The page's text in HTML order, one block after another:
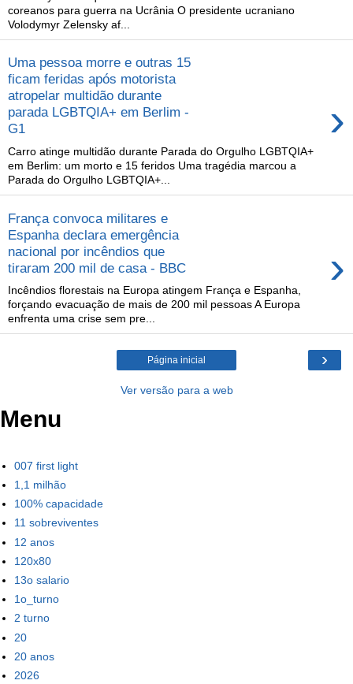
coreanos para guerra na Ucrânia O presidente ucraniano
Volodymyr Zelensky af...
Uma pessoa morre e outras 15
ficam feridas após motorista
atropelar multidão durante
parada LGBTQIA+ em Berlim -
G1
›
Carro atinge multidão durante Parada do Orgulho LGBTQIA+
em Berlim: um morto e 15 feridos Uma tragédia marcou a
Parada do Orgulho LGBTQIA+...
França convoca militares e
Espanha declara emergência
nacional por incêndios que
tiraram 200 mil de casa - BBC
›
Incêndios florestais na Europa atingem França e Espanha,
forçando evacuação de mais de 200 mil pessoas A Europa
enfrenta uma crise sem pre...
›
Página inicial
Ver versão para a web
Menu
007 first light
1,1 milhão
100% capacidade
11 sobreviventes
12 anos
120x80
13o salario
1o_turno
2 turno
20
20 anos
2026